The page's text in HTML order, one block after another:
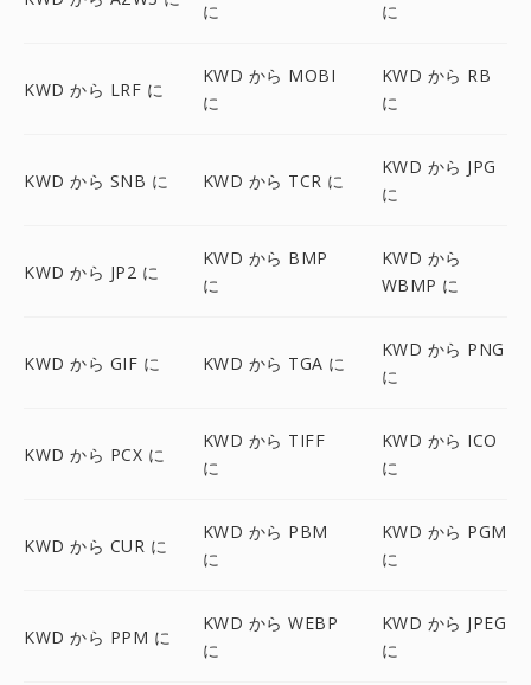
に
に
KWD から LRF に
KWD から MOBI
に
KWD から RB
に
KWD から SNB に KWD から TCR に
KWD から JPG
に
KWD から JP2 に
KWD から BMP
に
KWD から
WBMP に
KWD から GIF に KWD から TGA に
KWD から PNG
に
KWD から PCX に
KWD から TIFF
に
KWD から ICO
に
KWD から CUR に
KWD から PBM
に
KWD から PGM
に
KWD から PPM に
KWD から WEBP
に
KWD から JPEG
に